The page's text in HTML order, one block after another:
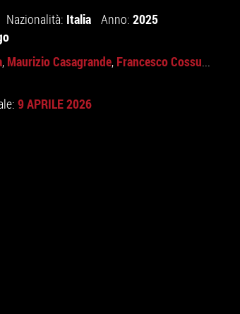
Nazionalità: Italia Anno: 2025
, Maurizio Casagrande, Francesco Cossu...
9 APRILE 2026